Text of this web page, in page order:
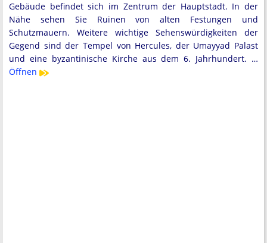
Gebäude befindet sich im Zentrum der Hauptstadt. In der
Nähe sehen Sie Ruinen von alten Festungen und
Schutzmauern. Weitere wichtige Sehenswürdigkeiten der
Gegend sind der Tempel von Hercules, der Umayyad Palast
und eine byzantinische Kirche aus dem 6. Jahrhundert. …
Öffnen